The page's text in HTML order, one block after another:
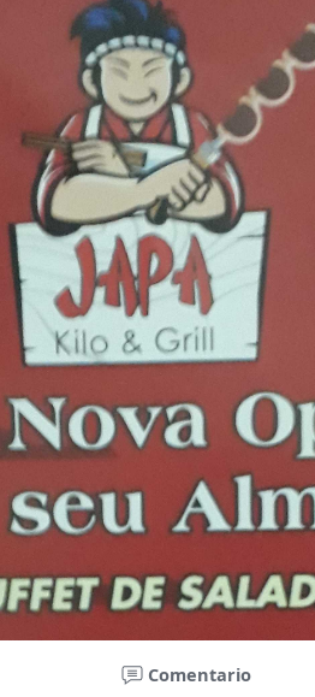
Comentario